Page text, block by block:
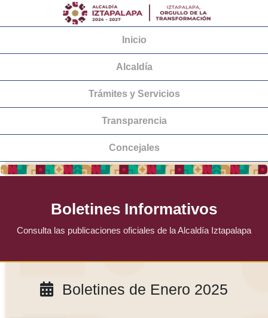
Inicio
Alcaldía
Trámites y Servicios
Transparencia
Concejales
Boletines Informativos
Consulta las publicaciones oficiales de la Alcaldía Iztapalapa
Boletines de Enero 2025